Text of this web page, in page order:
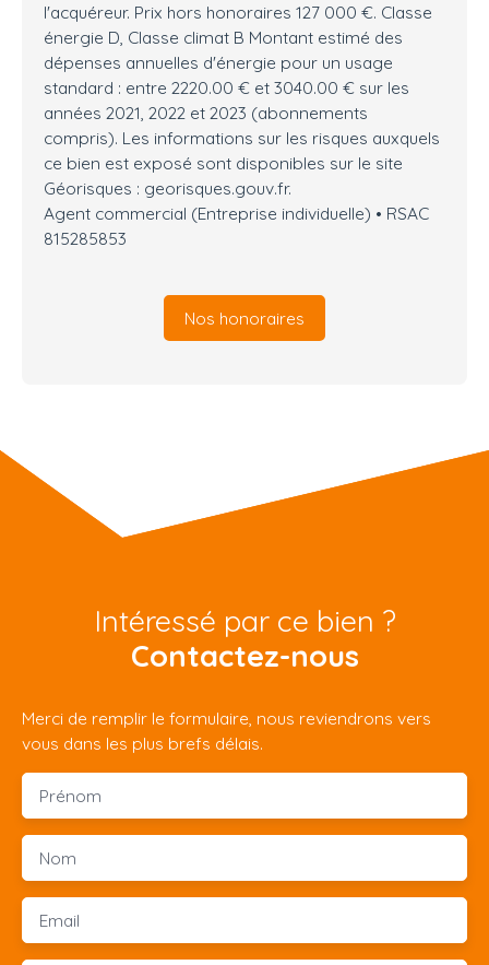
l'acquéreur. Prix hors honoraires 127 000 €. Classe
énergie D, Classe climat B Montant estimé des
dépenses annuelles d'énergie pour un usage
standard : entre 2220.00 € et 3040.00 € sur les
années 2021, 2022 et 2023 (abonnements
compris). Les informations sur les risques auxquels
ce bien est exposé sont disponibles sur le site
Géorisques : georisques.gouv.fr.
Agent commercial (Entreprise individuelle) • RSAC
815285853
Nos honoraires
Intéressé par ce bien ?
Contactez-nous
Merci de remplir le formulaire, nous reviendrons vers
vous dans les plus brefs délais.
Prénom
Nom
Email